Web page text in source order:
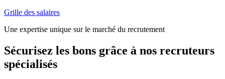
Grille des salaires
Une expertise unique sur le marché du recrutement
Sécurisez les bons grâce à nos recruteurs
spécialisés